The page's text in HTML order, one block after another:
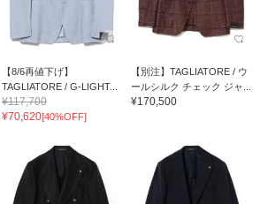
【8/6再値下げ】
TAGLIATORE / G-LIGHT...
¥117,700
¥70,620[40%OFF]
【別注】TAGLIATORE / ウ
ールシルク チェック ジャ...
¥170,500